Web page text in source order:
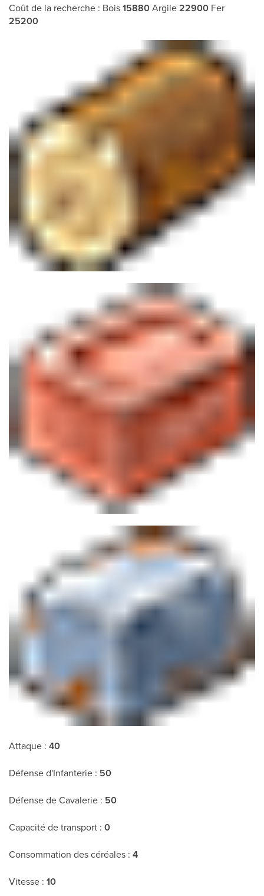
Coût de la recherche : Bois15880Argile22900 Fer
25200
Attaque : 40
Défense d'Infanterie : 50
Défense de Cavalerie : 50
Capacité de transport : 0
Consommation des céréales : 4
Vitesse : 10